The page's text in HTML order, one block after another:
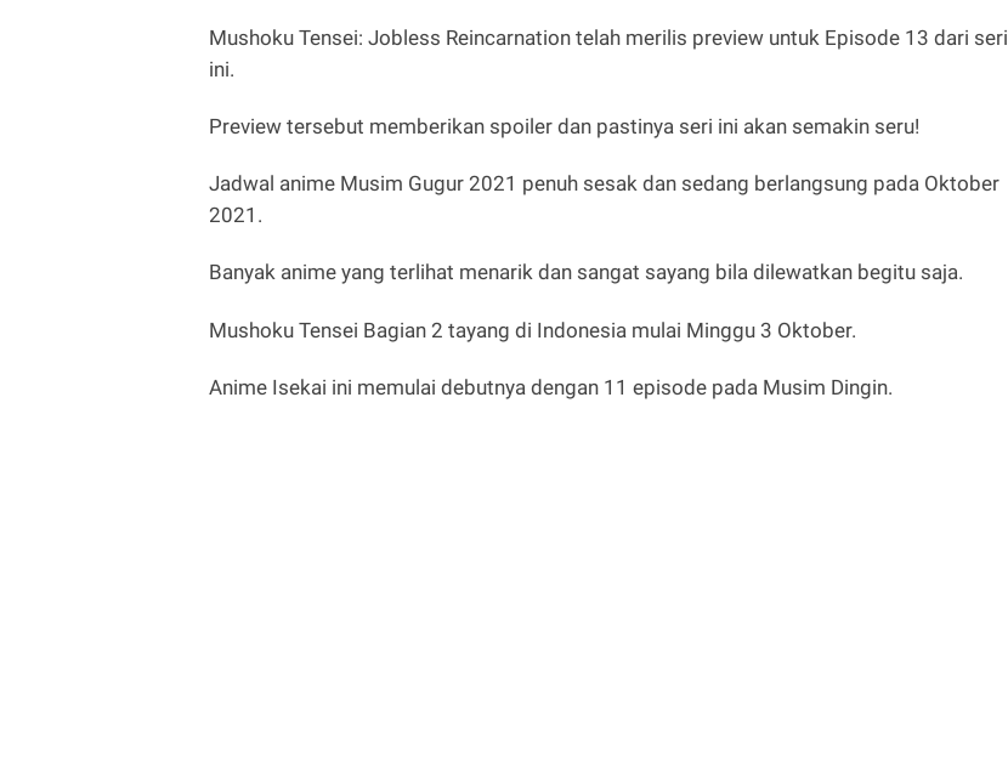
Mushoku Tensei: Jobless Reincarnation telah merilis preview untuk Episode 13 dari seri
ini.
Preview tersebut memberikan spoiler dan pastinya seri ini akan semakin seru!
Jadwal anime Musim Gugur 2021 penuh sesak dan sedang berlangsung pada Oktober
2021.
Banyak anime yang terlihat menarik dan sangat sayang bila dilewatkan begitu saja.
Mushoku Tensei Bagian 2 tayang di Indonesia mulai Minggu 3 Oktober.
Anime Isekai ini memulai debutnya dengan 11 episode pada Musim Dingin.